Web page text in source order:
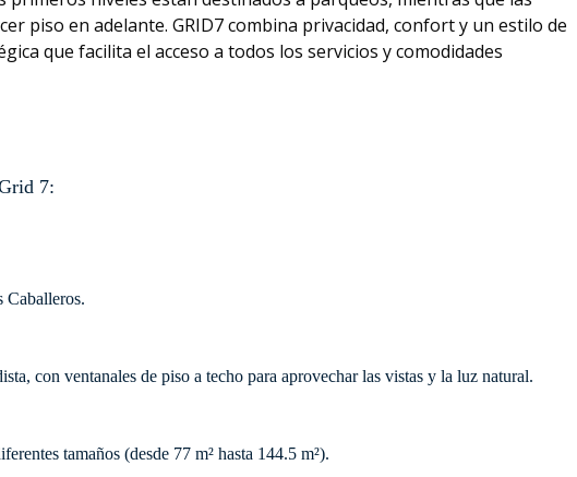
piso en adelante. GRID7 combina privacidad, confort y un estilo de
que facilita el acceso a todos los servicios y comodidades
7:
Caballeros.
con ventanales de piso a techo para aprovechar las vistas y la luz natural.
tamaños (desde 77 m² hasta 144.5 m²).